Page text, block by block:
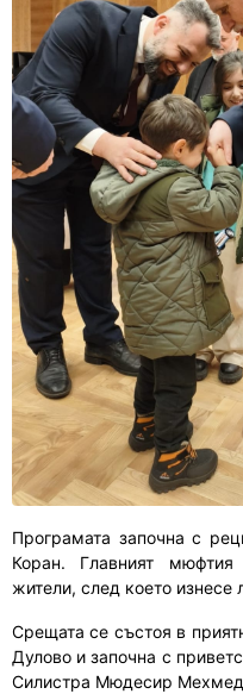
Програмата започна с
Коран. Главният
жители, след което изнесе
Срещата се състоя в
Дулово и започна с
Силистра Мюдесир